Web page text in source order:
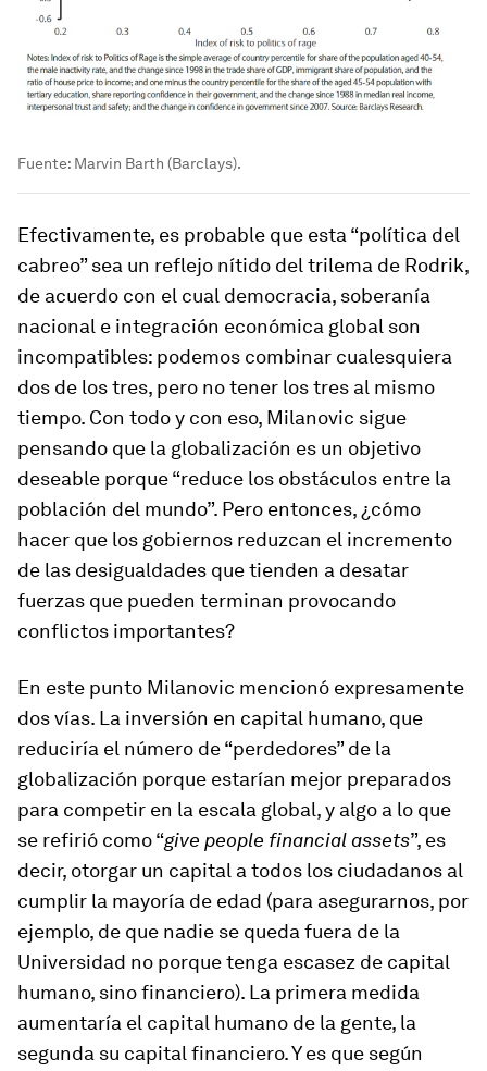
Fuente: Marvin Barth (Barclays).
Efectivamente, es probable que esta “política del
cabreo” sea un reflejo nítido del trilema de Rodrik,
de acuerdo con el cual democracia, soberanía
nacional e integración económica global son
incompatibles: podemos combinar cualesquiera
dos de los tres, pero no tener los tres al mismo
tiempo. Con todo y con eso, Milanovic sigue
pensando que la globalización es un objetivo
deseable porque “reduce los obstáculos entre la
población del mundo”. Pero entonces, ¿cómo
hacer que los gobiernos reduzcan el incremento
de las desigualdades que tienden a desatar
fuerzas que pueden terminan provocando
conflictos importantes?
En este punto Milanovic mencionó expresamente
dos vías. La inversión en capital humano, que
reduciría el número de “perdedores” de la
globalización porque estarían mejor preparados
para competir en la escala global, y algo a lo que
se refirió como “give people financial assets”, es
decir, otorgar un capital a todos los ciudadanos al
cumplir la mayoría de edad (para asegurarnos, por
ejemplo, de que nadie se queda fuera de la
Universidad no porque tenga escasez de capital
humano, sino financiero). La primera medida
aumentaría el capital humano de la gente, la
segunda su capital financiero. Y es que según